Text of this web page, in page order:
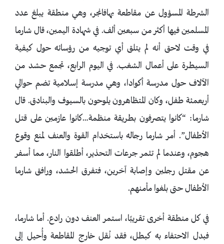
الشرطة المسؤول عن مقاطعة بهافانجر، وهي منطقة يبلغ عدد
المسلمين فيها أكثر من سبعين ألف. في شهادة اليمين، قال شارما
في وقت لاحق أنه لم يتلق أي توجيه من رؤسائه حول كيفية
السيطرة على أعمال الشغب. في اليوم الرابع، تجمع حشد من
الآلاف حول مدرسة أكوادا، وهي مدرسة إسلامية تضم حوالي
أربعمئة طفل، وكان المتظاهرون يلوحون بالسيوف والبنادق. قال
شارما: “كانوا يتصرفون بطريقة منظمة…كانوا عازمين على قتل
الأطفال”. أمر شارما رجاله باستخدام القوة والعنف لمنع وقوع
هجوم، وعندما لم تثمر جرعات التحذير، أطلقوا النار، مما أسفر
عن مقتل رجلين وإصابة آخرين، فتفرق الحشد، ورافق شارما
الأطفال حتى بلغوا مأمنهم.
في كل منطقة أخرى تقريبًا، استمر العنف دون رادع. أما شارما،
فبدل الاحتفاء به كبطل، فقد نُقل خارج المقاطعة وأُحيل إلى